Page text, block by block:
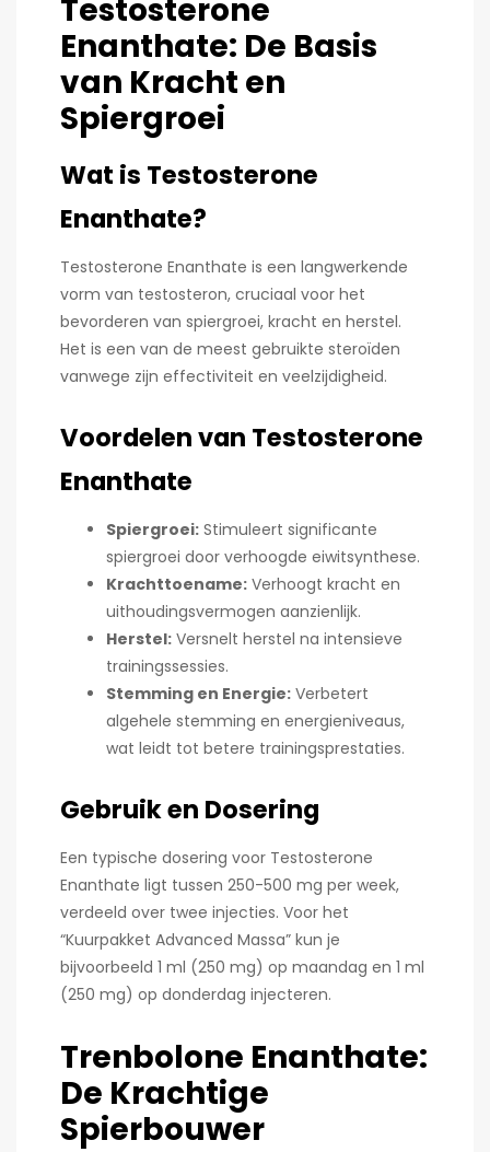
Testosterone
Enanthate: De Basis
van Kracht en
Spiergroei
Wat is Testosterone
Enanthate?
Testosterone Enanthate is een langwerkende
vorm van testosteron, cruciaal voor het
bevorderen van spiergroei, kracht en herstel.
Het is een van de meest gebruikte steroïden
vanwege zijn effectiviteit en veelzijdigheid.
Voordelen van Testosterone
Enanthate
Spiergroei: Stimuleert significante
spiergroei door verhoogde eiwitsynthese.
Krachttoename: Verhoogt kracht en
uithoudingsvermogen aanzienlijk.
Herstel: Versnelt herstel na intensieve
trainingssessies.
Stemming en Energie: Verbetert
algehele stemming en energieniveaus,
wat leidt tot betere trainingsprestaties.
Gebruik en Dosering
Een typische dosering voor Testosterone
Enanthate ligt tussen 250-500 mg per week,
verdeeld over twee injecties. Voor het
“Kuurpakket Advanced Massa” kun je
bijvoorbeeld 1 ml (250 mg) op maandag en 1 ml
(250 mg) op donderdag injecteren.
Trenbolone Enanthate:
De Krachtige
Spierbouwer